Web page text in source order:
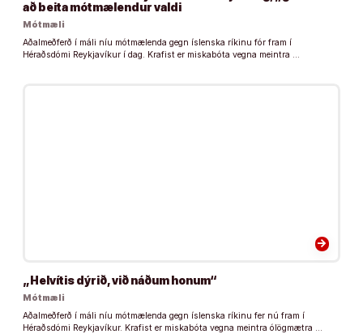
að beita mótmælendur valdi
Mótmæli
Aðalmeðferð í máli níu mótmælenda gegn íslenska ríkinu fór fram í
Héraðsdómi Reykjavíkur í dag. Krafist er miskabóta vegna meintra …
arrow_forward
„Helvítis dýrið, við náðum honum“
Mótmæli
Aðalmeðferð í máli níu mótmælenda gegn íslenska ríkinu fer nú fram í
Héraðsdómi Reykjavíkur. Krafist er miskabóta vegna meintra ólögmætra …